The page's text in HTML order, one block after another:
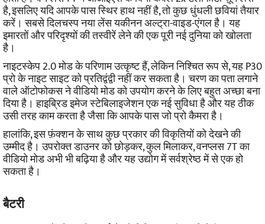
है, इसलिए यदि आपके पास स्थिर हाथ नहीं है, तो कुछ धुंधली छवियां तैयार
करें।सबसे दिलचस्प नया लेंस यकीनन अल्ट्रा-वाइड-एंगल है। यह
इमारतों और परिदृश्यों की तस्वीरें लेने की एक पूरी नई दुनिया को खोलता
है।
नाइटस्केप 2.0 मोड के परिणाम उत्कृष्ट हैं, लेकिन निश्चित रूप से, यह P30
प्रो के नाइट साइट को प्रतिद्वंद्वी नहीं कर सकता है।चरण का पता लगाने
वाले ऑटोफोकस ने वीडियो मोड को उपयोग करने के लिए बहुत अच्छा बना
दिया है। हाइब्रिड इमेज स्टेबिलाइजेशन एक नई सुविधा है और यह ठीक
उसी तरह काम करता है जैसा कि आपके पास जो प्रो कैमरा है।
हालांकि, इस फ़ंक्शन के साथ कुछ प्रकार की विकृतियों को देखने की
उम्मीद है।उपरोक्त डाउनर को छोड़कर, कुल मिलाकर, वनप्लस 7T का
वीडियो मोड अभी भी बढ़िया है और यह उद्योग में सर्वश्रेष्ठ में से एक हो
सकता है।
बैटरी